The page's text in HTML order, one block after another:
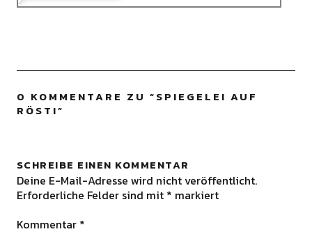
0 KOMMENTARE ZU “SPIEGELEI AUF
RÖSTI”
SCHREIBE EINEN KOMMENTAR
Deine E-Mail-Adresse wird nicht veröffentlicht.
Erforderliche Felder sind mit * markiert
Kommentar *